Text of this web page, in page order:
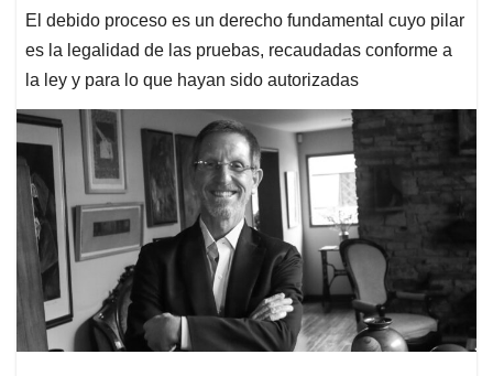
El debido proceso es un derecho fundamental cuyo pilar
es la legalidad de las pruebas, recaudadas conforme a
la ley y para lo que hayan sido autorizadas